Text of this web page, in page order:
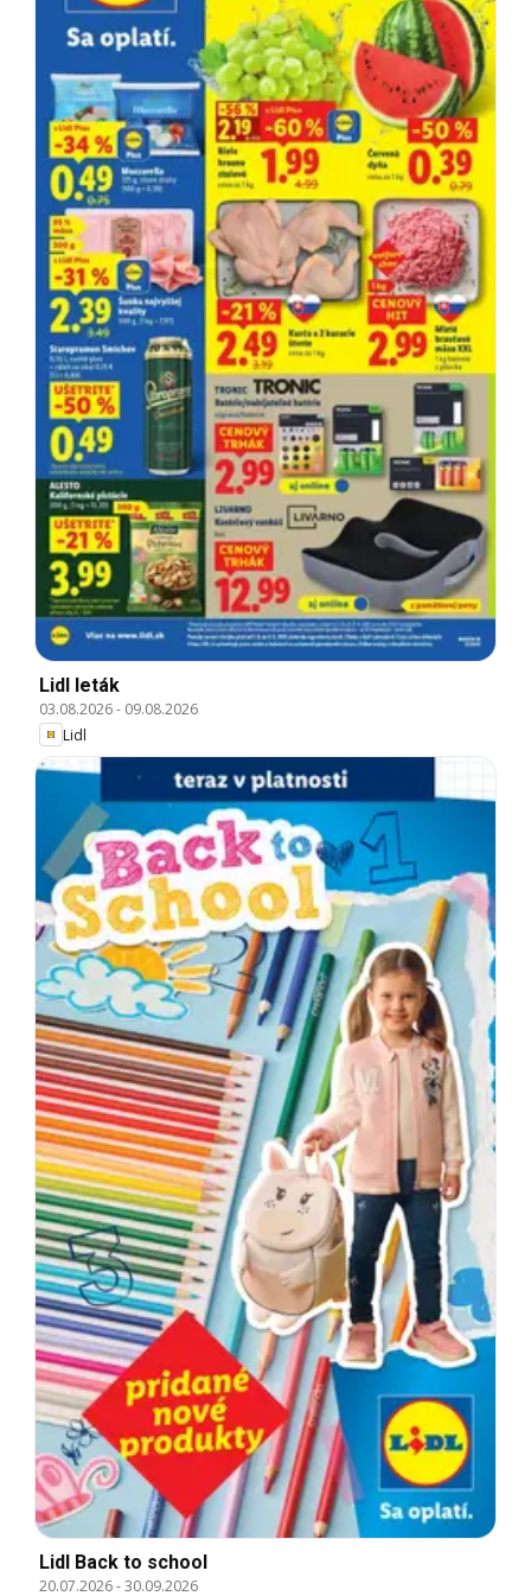
Lidl leták
03.08.2026- 09.08.2026
Lidl
Lidl Back to school
20.07.2026-30.09.2026